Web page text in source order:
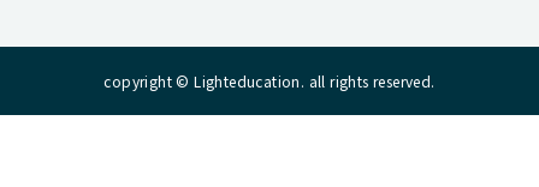
copyright © Lighteducation. all rights reserved.